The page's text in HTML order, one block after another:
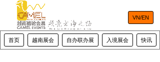
VN/EN
首页 越南展会 自办联办展 入境展会 快讯